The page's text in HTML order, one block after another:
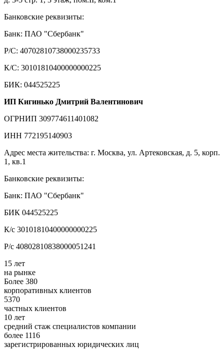
Банковские реквизиты:
Банк: ПАО "Сбербанк"
Р/С: 40702810738000235733
К/С: 30101810400000000225
БИК: 044525225
ИП Кигинько Дмитрий Валентинович
ОГРНИП 309774611401082
ИНН 772195140903
Адрес места жительства: г. Москва, ул. Артековская, д. 5, корп.
1, кв.1
Банковские реквизиты:
Банк: ПАО "Сбербанк"
БИК 044525225
К/с 30101810400000000225
Р/с 40802810838000051241
15 лет
на рынке
Более 380
корпоративных клиентов
5370
частных клиентов
10 лет
средний стаж специалистов компании
более 1116
зарегистрированных юридических лиц